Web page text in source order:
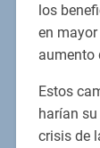
los
en
aumento
Estos
harían
crisis de